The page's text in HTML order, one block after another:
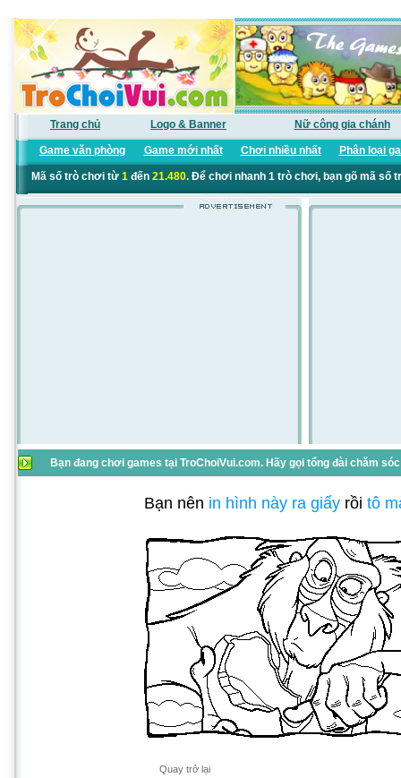
Trang chủ Logo & Banner Nữ công gia chánh
Game văn phòng Game mới nhất Chơi nhiều nhất Phân loại
Mã số trò chơi từ 1đến 21.480. Để chơi nhanh 1 trò chơi, bạn gõ mã số
Bạn đang chơi games tại TroChoiVui.com. Hãy gọi tổng đài chăm
Bạn nên in hình này ra giấyrồi tô
Quay trở lại